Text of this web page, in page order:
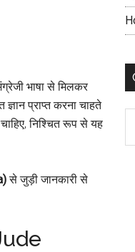
भाषा से मिलकर
प्राप्त करना चाहते
निश्चित रूप से यह
से जुड़ी जानकारी से